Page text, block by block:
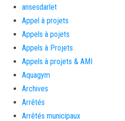
ansesdarlet
Appel à projets
Appels à pojets
Appels à Projets
Appels à projets & AMI
Aquagym
Archives
Arrêtés
Arrêtés municipaux